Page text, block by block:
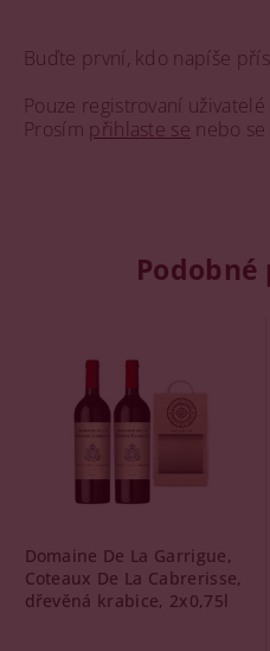
Buďte první, kdo napíše
Pouze registrovaní
Prosím přihlaste se nebo se
Domaine De La Garrigue,
Coteaux De La Cabrerisse,
dřevěná krabice, 2x0,75l